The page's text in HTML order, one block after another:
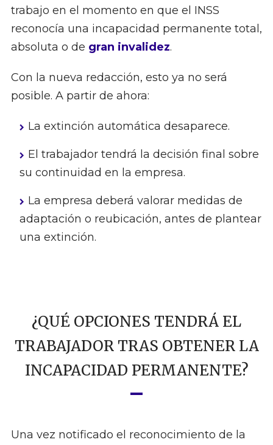
trabajo en el momento en que el INSS
reconocía una incapacidad permanente total,
absoluta o de gran invalidez.
Con la nueva redacción, esto ya no será
posible. A partir de ahora:
La extinción automática desaparece.
El trabajador tendrá la decisión final sobre
su continuidad en la empresa.
La empresa deberá valorar medidas de
adaptación o reubicación, antes de plantear
una extinción.
¿QUÉ OPCIONES TENDRÁ EL
TRABAJADOR TRAS OBTENER LA
INCAPACIDAD PERMANENTE?
Una vez notificado el reconocimiento de la